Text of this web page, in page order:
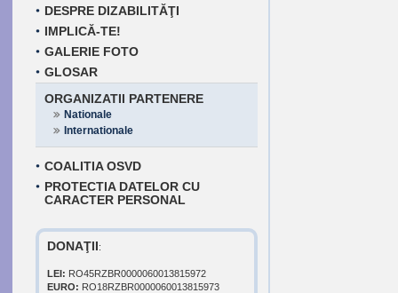
DESPRE DIZABILITĂŢI
IMPLICĂ-TE!
GALERIE FOTO
GLOSAR
ORGANIZATII PARTENERE
Nationale
Internationale
COALITIA OSVD
PROTECTIA DATELOR CU
CARACTER PERSONAL
DONAŢII:
LEI: RO45RZBR0000060013815972
EURO: RO18RZBR0000060013815973